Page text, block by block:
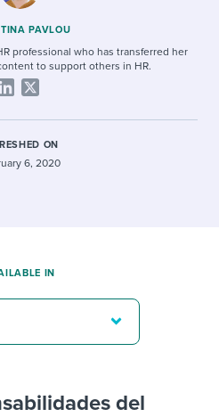
employee experiences
PAVLOU
professional who has transferred her
to support others in HR.
ON
6, 2020
del
IN